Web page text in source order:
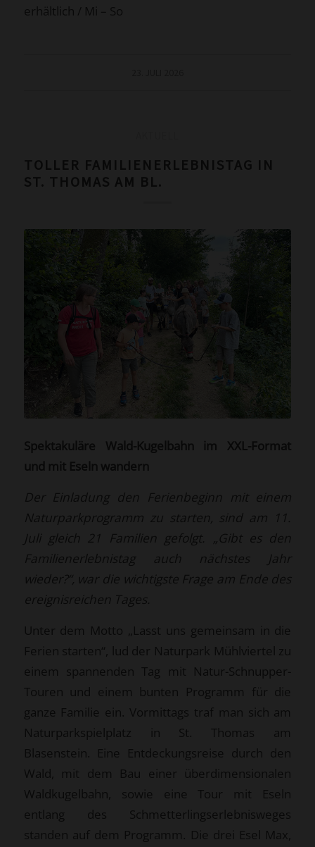
erhältlich / Mi – So
TOLLER FAMILIENERLEBNISTAG IN
ST. THOMAS AM BL.
Spektakuläre Wald-Kugelbahn im XXL-Format
und mit Eseln wandern
Der Einladung den Ferienbeginn mit einem
Naturparkprogramm zu starten, sind am 11.
Juli gleich 21 Familien gefolgt. „Gibt es den
Familienerlebnistag auch nächstes Jahr
wieder?“, war die wichtigste Frage am Ende des
ereignisreichen Tages.
Unter dem Motto „Lasst uns gemeinsam in die
Ferien starten“, lud der Naturpark Mühlviertel zu
einem spannenden Tag mit Natur-Schnupper-
Touren und einem bunten Programm für die
ganze Familie ein. Vormittags traf man sich am
Naturparkspielplatz in St. Thomas am
Blasenstein. Eine Entdeckungsreise durch den
Wald, mit dem Bau einer überdimensionalen
Waldkugelbahn, sowie eine Tour mit Eseln
entlang des Schmetterlingserlebnisweges
standen auf dem Programm. Die drei Esel Max,